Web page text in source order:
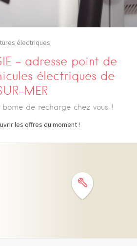
électriques
– adresse point de
électriques de
MER
de recharge chez vous !
les offres du moment !